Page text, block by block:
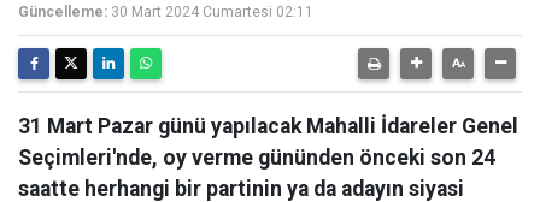
Güncelleme: 30 Mart 2024 Cumartesi 02:11
31 Mart Pazar günü yapılacak Mahalli İdareler Genel
Seçimleri'nde, oy verme gününden önceki son 24
saatte herhangi bir partinin ya da adayın siyasi